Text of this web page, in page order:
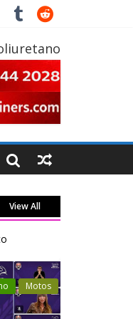
View All